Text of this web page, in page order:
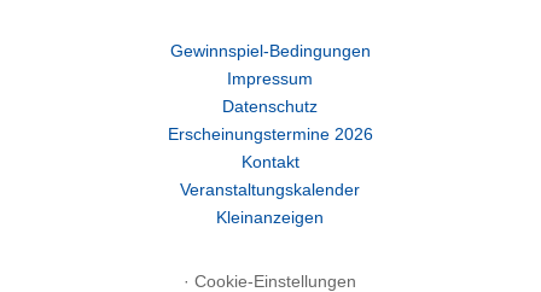
Gewinnspiel-Bedingungen
Impressum
Datenschutz
Erscheinungstermine 2026
Kontakt
Veranstaltungskalender
Kleinanzeigen
·Cookie-Einstellungen